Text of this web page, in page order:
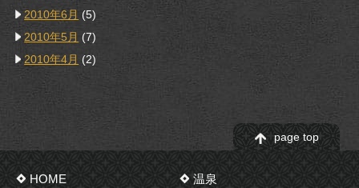
2010年6月 (5)
2010年5月 (7)
2010年4月 (2)
page top
HOME
温泉